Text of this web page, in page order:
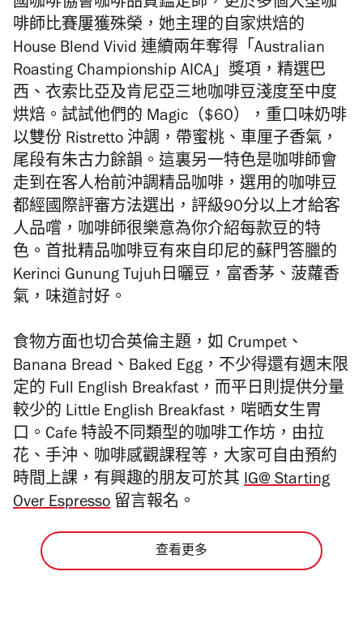
國咖啡協會咖啡品質鑑定師，更於多個大型咖
啡師比賽屢獲殊榮，她主理的自家烘焙的
House Blend Vivid 連續兩年奪得「Australian
Roasting Championship AICA」獎項，精選巴
西、衣索比亞及肯尼亞三地咖啡豆淺度至中度
烘焙。試試他們的 Magic（$60），重口味奶啡
以雙份 Ristretto 沖調，帶蜜桃、車厘子香氣，
尾段有朱古力餘韻。這裏另一特色是咖啡師會
走到在客人枱前沖調精品咖啡，選用的咖啡豆
都經國際評審方法選出，評級90分以上才給客
人品嚐， 咖啡師很樂意為你介紹每款豆的特
色 。首批精品咖啡豆有來自印尼的蘇門答臘的
Kerinci Gunung Tujuh 日曬豆，富香茅、菠蘿香
氣，味道討好。
食物方面也切合英倫主題，如 Crumpet 、
Banana Bread 、 Baked Egg ，不少得還有週末限
定的 Full English Breakfast ，而平日則提供分量
較少的 Little English Breakfast ，啱晒女生胃
口。Cafe 特設不同類型的咖啡工作坊，由拉
花、手沖、咖啡感觀課程等，大家可自由預約
時間上課，有興趣的朋友可於其 IG@ Starting
Over Espresso 留言報名。
查看更多